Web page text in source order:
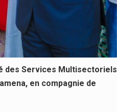
des Services Multisectoriels
en compagnie de